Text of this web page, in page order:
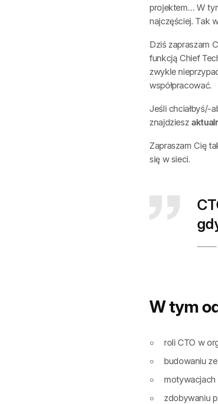
projektem… W
najczęściej. Tak
Dziś zapraszam
funkcją Chief
zwykle
współpracować.
Jeśli chciałbyś/-
znajdziesz
Zapraszam Cię
się w sieci.
W tym
roli CTO w
budowaniu
motywacjach
zdobywaniu